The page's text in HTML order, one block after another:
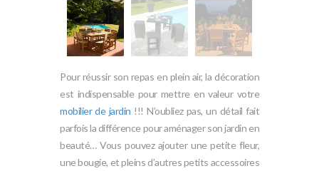
Pour réussir son repas en plein air, la décoration
est indispensable pour mettre en valeur votre
mobilier de jardin !!! N’oubliez pas, un détail fait
parfois la différence pour aménager son jardin en
beauté… Vous pouvez ajouter une petite fleur,
une bougie, et pleins d’autres petits accessoires